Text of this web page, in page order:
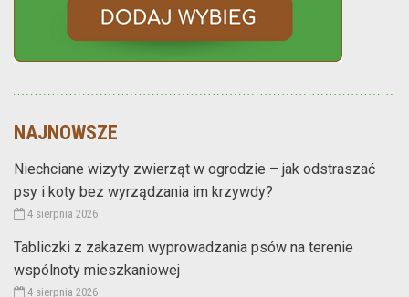
NAJNOWSZE
Niechciane wizyty zwierząt w ogrodzie – jak odstraszać
psy i koty bez wyrządzania im krzywdy?
4 sierpnia 2026
Tabliczki z zakazem wyprowadzania psów na terenie
wspólnoty mieszkaniowej
4 sierpnia 2026